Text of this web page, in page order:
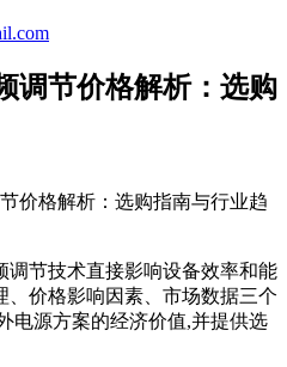
调节价格解析：选购
价格解析：选购指南与行业趋
调节技术直接影响设备效率和能
价格影响因素、市场数据三个
电源方案的经济价值,并提供选